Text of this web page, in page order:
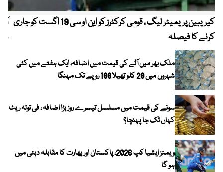
کیریبین پریمیئر لیگ ، قومی کرکٹرز کو این او سی 19 اگست کو جاری
کرنے کا فیصلہ
ملک بھر میں آٹے کی قیمت میں اضافہ، ایک ہفتے میں کئی
شہروں میں 20 کلو تھیلا 100 روپے تک مہنگا
سونے کی قیمت میں مسلسل تیسرے روز بڑا اضافہ ، فی تولہ ریٹ
کہاں تک جا پہنچا؟
ویمنز ایشیا کپ 2026، پاکستان اور بھارت کا مقابلہ دبئی میں
ہو گا